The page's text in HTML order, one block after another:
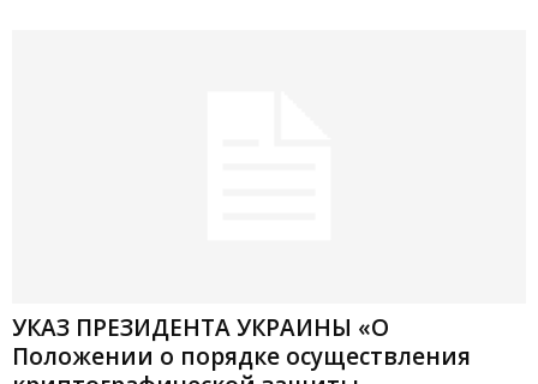
УКАЗ ПРЕЗИДЕНТА УКРАИНЫ «О
Положении о порядке осуществления